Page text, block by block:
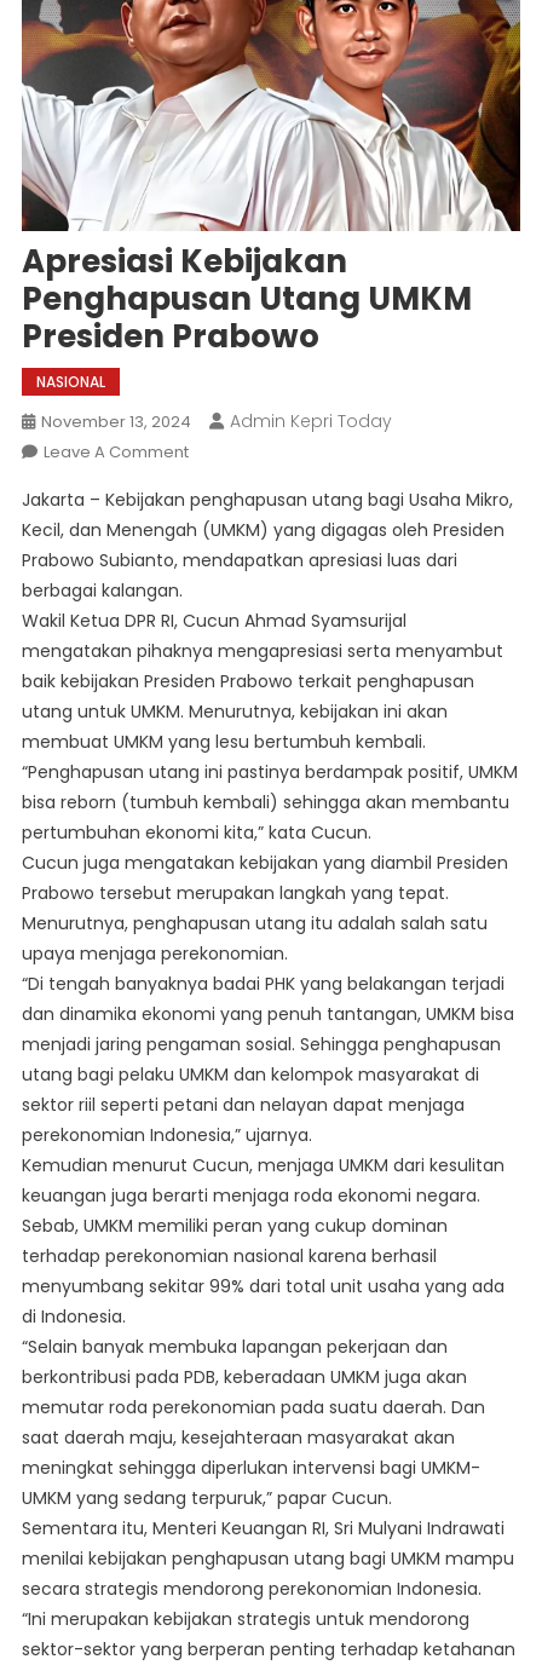
Apresiasi Kebijakan
Penghapusan Utang UMKM
Presiden Prabowo
NASIONAL
November 13, 2024 Admin Kepri Today
Leave A CommentOn
Kebijakan
Penghapusan
Utang
Presiden
Prabowo
Jakarta – Kebijakan penghapusan utang bagi Usaha Mikro,
Kecil, dan Menengah (UMKM) yang digagas oleh Presiden
Prabowo Subianto, mendapatkan apresiasi luas dari
berbagai kalangan.
Wakil Ketua DPR RI, Cucun Ahmad Syamsurijal
mengatakan pihaknya mengapresiasi serta menyambut
baik kebijakan Presiden Prabowo terkait penghapusan
utang untuk UMKM. Menurutnya, kebijakan ini akan
membuat UMKM yang lesu bertumbuh kembali.
“Penghapusan utang ini pastinya berdampak positif, UMKM
bisa reborn (tumbuh kembali) sehingga akan membantu
pertumbuhan ekonomi kita,” kata Cucun.
Cucun juga mengatakan kebijakan yang diambil Presiden
Prabowo tersebut merupakan langkah yang tepat.
Menurutnya, penghapusan utang itu adalah salah satu
upaya menjaga perekonomian.
“Di tengah banyaknya badai PHK yang belakangan terjadi
dan dinamika ekonomi yang penuh tantangan, UMKM bisa
menjadi jaring pengaman sosial. Sehingga penghapusan
utang bagi pelaku UMKM dan kelompok masyarakat di
sektor riil seperti petani dan nelayan dapat menjaga
perekonomian Indonesia,” ujarnya.
Kemudian menurut Cucun, menjaga UMKM dari kesulitan
keuangan juga berarti menjaga roda ekonomi negara.
Sebab, UMKM memiliki peran yang cukup dominan
terhadap perekonomian nasional karena berhasil
menyumbang sekitar 99% dari total unit usaha yang ada
di Indonesia.
“Selain banyak membuka lapangan pekerjaan dan
berkontribusi pada PDB, keberadaan UMKM juga akan
memutar roda perekonomian pada suatu daerah. Dan
saat daerah maju, kesejahteraan masyarakat akan
meningkat sehingga diperlukan intervensi bagi UMKM-
UMKM yang sedang terpuruk,” papar Cucun.
Sementara itu, Menteri Keuangan RI, Sri Mulyani Indrawati
menilai kebijakan penghapusan utang bagi UMKM mampu
secara strategis mendorong perekonomian Indonesia.
“Ini merupakan kebijakan strategis untuk mendorong
sektor-sektor yang berperan penting terhadap ketahanan